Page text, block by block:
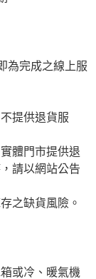
為完成之線上服
提供退貨服
體門市提供退
請以網站公告
之缺貨風險。
或冷、暖氣機